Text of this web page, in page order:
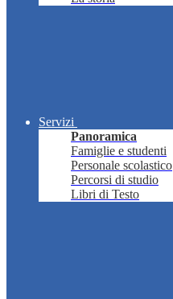
Servizi
Panoramica
Famiglie e studenti
Personale scolastico
Percorsi di studio
Libri di Testo